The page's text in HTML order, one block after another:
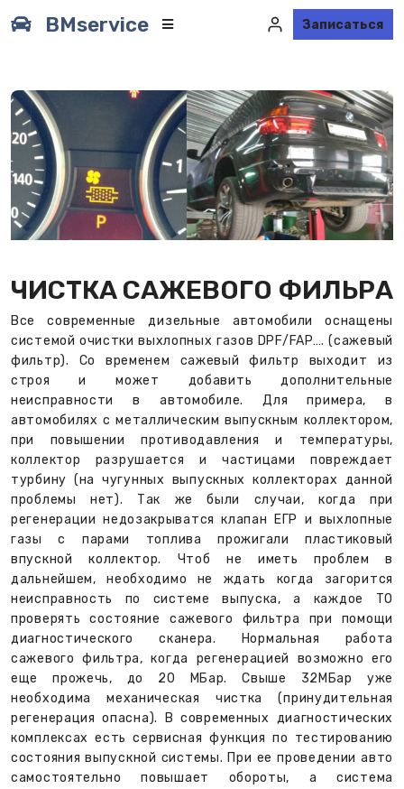
BMservice Записаться
ЧИСТКА САЖЕВОГО ФИЛЬРА
Все современные дизельные автомобили оснащены
системой очистки выхлопных газов DPF/FAP…. (сажевый
фильтр). Со временем сажевый фильтр выходит из
строя и может добавить дополнительные
неисправности в автомобиле. Для примера, в
автомобилях с металлическим выпускным коллектором,
при повышении противодавления и температуры,
коллектор разрушается и частицами повреждает
турбину (на чугунных выпускных коллекторах данной
проблемы нет). Так же были случаи, когда при
регенерации недозакрыватся клапан ЕГР и выхлопные
газы с парами топлива прожигали пластиковый
впускной коллектор. Чтоб не иметь проблем в
дальнейшем, необходимо не ждать когда загорится
неисправность по системе выпуска, а каждое ТО
проверять состояние сажевого фильтра при помощи
диагностического сканера. Нормальная работа
сажевого фильтра, когда регенерацией возможно его
еще прожечь, до 20 МБар. Свыше 32МБар уже
необходима механическая чистка (принудительная
регенерация опасна). В современных диагностических
комплексах есть сервисная функция по тестированию
состояния выпускной системы. При ее проведении авто
самостоятельно повышает обороты, а система